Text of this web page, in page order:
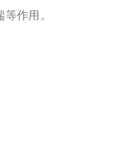
作用。